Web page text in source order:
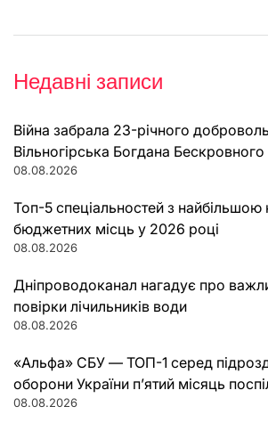
Недавні записи
Війна забрала 23-річного
Вільногірська Богдана Бескровного
08.08.2026
Топ-5 спеціальностей з найбільшою
бюджетних місць у 2026 році
08.08.2026
Дніпроводоканал нагадує про
повірки лічильників води
08.08.2026
«Альфа» СБУ — ТОП-1 серед
оборони України п’ятий місяць
08.08.2026